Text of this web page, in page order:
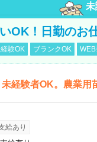
未
OK！日勤のお
験OK ブランクOK
経験者OK。農業用
給あり